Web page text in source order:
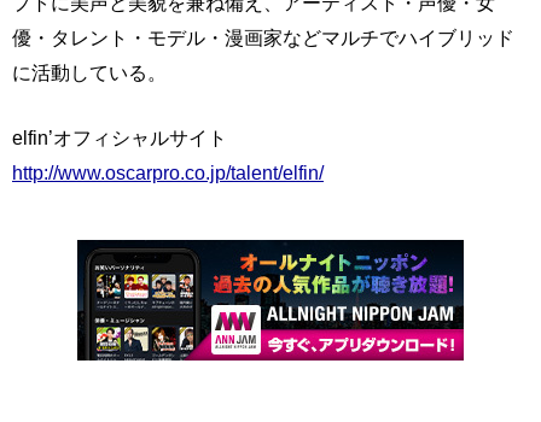
優・タレント・モデル・漫画家などマルチでハイブリッド
に活動している。
elfin’オフィシャルサイト
http://www.oscarpro.co.jp/talent/elfin/